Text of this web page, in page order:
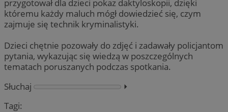
przygotował dla dzieci pokaz daktyloskopii, dzięki
któremu każdy maluch mógł dowiedzieć się, czym
zajmuje się technik kryminalistyki.
Dzieci chętnie pozowały do zdjęć i zadawały policjantom
pytania, wykazując się wiedzą w poszczególnych
tematach poruszanych podczas spotkania.
Słuchaj
⏵︎
Tagi: